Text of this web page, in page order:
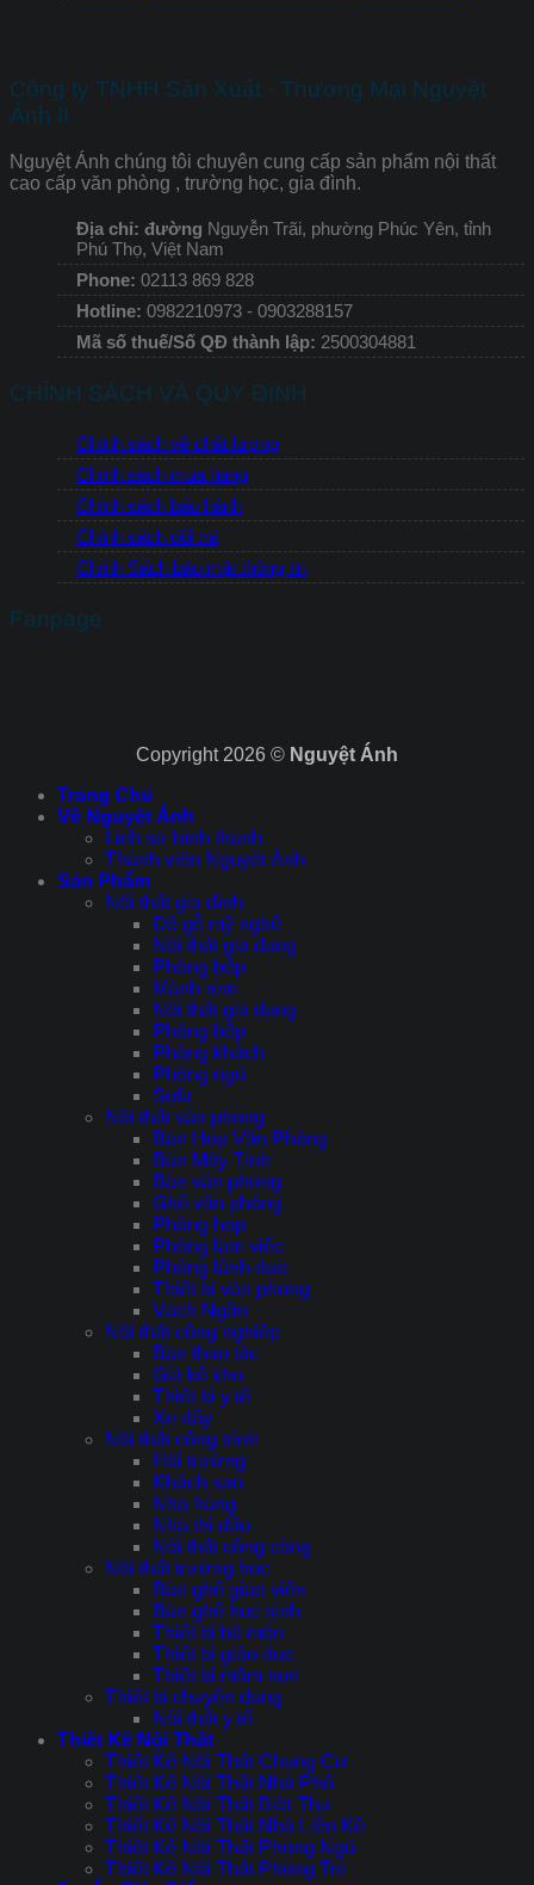
Công ty TNHH Sản Xuất - Thương Mại Nguyệt
Ánh II
Nguyệt Ánh chúng tôi chuyên cung cấp sản phẩm nội thất
cao cấp văn phòng , trường học, gia đình.
Địa chỉ: đường Nguyễn Trãi, phường Phúc Yên, tỉnh
Phú Thọ, Việt Nam
Phone: 02113 869 828
Hotline: 0982210973 - 0903288157
Mã số thuế/Số QĐ thành lập: 2500304881
CHÍNH SÁCH VÀ QUY ĐỊNH
Chính sách về chất lượng
Chính sách mua hàng
Chính sách bảo hành
Chính sách đổi trả
Chính Sách bảo mật thông tin
Fanpage
Copyright 2026 © Nguyệt Ánh
Trang Chủ
Về Nguyệt Ánh
Lịch sử hình thành
Thành viên Nguyệt Ánh
Sản Phẩm
Nội thất gia đình
Đồ gỗ mỹ nghệ
Nội thất gia dụng
Phòng bếp
Mành rèm
Nội thất gia dụng
Phòng bếp
Phòng khách
Phòng ngủ
Sofa
Nội thất văn phòng
Bàn Họp Văn Phòng
Bàn Máy Tính
Bàn văn phòng
Ghế văn phòng
Phòng họp
Phòng làm việc
Phòng lãnh đạo
Thiết bị văn phòng
Vách Ngăn
Nội thất công nghiệp
Bàn thao tác
Giá kệ kho
Thiết bị y tế
Xe đẩy
Nội thất công trình
Hội trường
Khách sạn
Nhà hàng
Nhà thi đấu
Nội thất công cộng
Nội thất trường học
Bàn ghế giáo viên
Bàn ghế học sinh
Thiết bị bộ môn
Thiết bị giáo dục
Thiết bị mầm non
Thiết bị chuyên dụng
Nội thất y tế
Thiết Kế Nội Thất
Thiết Kế Nội Thất Chung Cư
Thiết Kế Nội Thất Nhà Phố
Thiết Kế Nội Thất Biệt Thự
Thiết Kế Nội Thất Nhà Liền Kề
Thiết Kế Nội Thất Phòng Ngủ
Thiết Kế Nội Thất Phòng Trẻ